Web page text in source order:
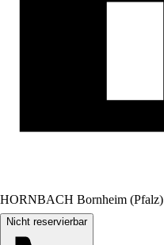
HORNBACH Bornheim (Pfalz)
Nicht reservierbar